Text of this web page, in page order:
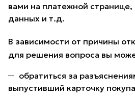
вами на платежной
данных и т.д.
В зависимости от причины
для решения вопроса вы
обратиться за
выпустивший карточку